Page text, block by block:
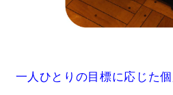
一人ひとりの目標に応じた